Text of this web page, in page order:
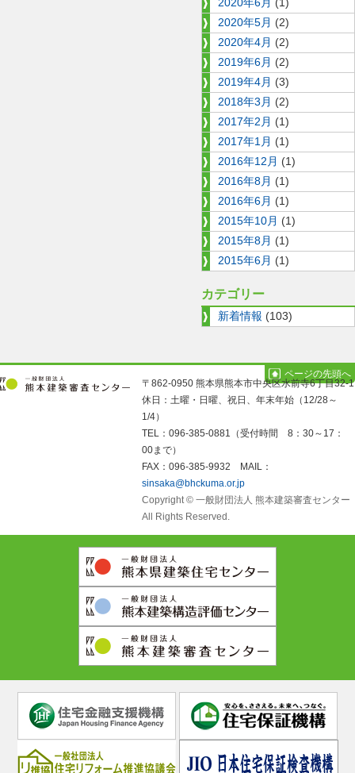
2020年6月 (1)
2020年5月 (2)
2020年4月 (2)
2019年6月 (2)
2019年4月 (3)
2018年3月 (2)
2017年2月 (1)
2017年1月 (1)
2016年12月 (1)
2016年8月 (1)
2016年6月 (1)
2015年10月 (1)
2015年8月 (1)
2015年6月 (1)
カテゴリー
新着情報 (103)
ページの先頭へ
〒862-0950 熊本県熊本市中央区水前寺6丁目32-1
休日：土曜・日曜、祝日、年末年始（12/28～
1/4）
TEL：096-385-0881（受付時間 8：30～17：
00まで）
FAX：096-385-9932 MAIL：
sinsaka@bhckuma.or.jp
Copyright © 一般財団法人 熊本建築審査センター
All Rights Reserved.